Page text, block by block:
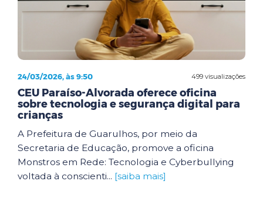
499 visualizações
24/03/2026, às 9:50
CEU Paraíso-Alvorada oferece oficina
sobre tecnologia e segurança digital para
crianças
A Prefeitura de Guarulhos, por meio da
Secretaria de Educação, promove a oficina
Monstros em Rede: Tecnologia e Cyberbullying
voltada à conscienti... [saiba mais]